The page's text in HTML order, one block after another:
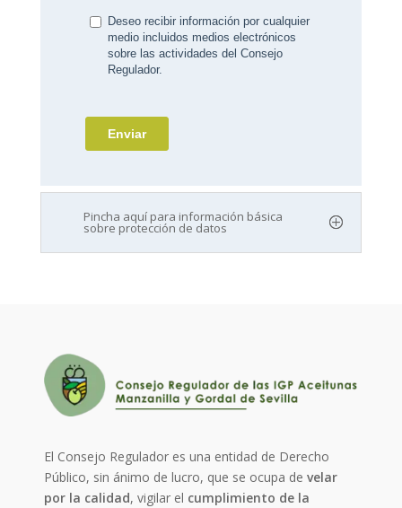
Pincha aquí para información básica
sobre protección de datos
El Consejo Regulador es una entidad de Derecho
Público, sin ánimo de lucro, que se ocupa develar
por la calidad, vigilar el cumplimiento de la